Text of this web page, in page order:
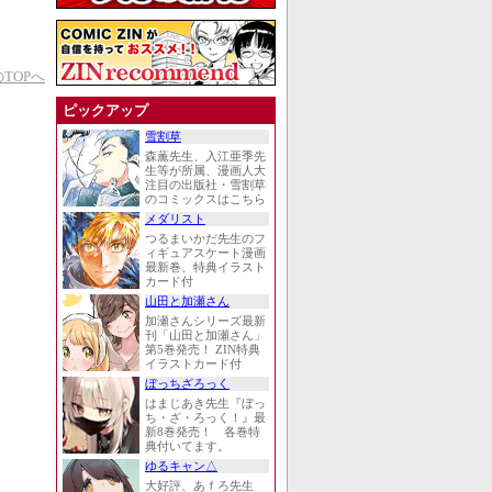
へ
ピックアップ
雪割草
森薫先生、入江亜季先
生等が所属、漫画人大
注目の出版社・雪割草
のコミックスはこちら
メダリスト
つるまいかだ先生のフ
ィギュアスケート漫画
最新巻、特典イラスト
カード付
山田と加瀬さん
加瀬さんシリーズ最新
刊「山田と加瀬さん」
第5巻発売！ ZIN特典
イラストカード付
ぼっちざろっく
はまじあき先生『ぼっ
ち・ざ・ろっく！』最
新8巻発売！ 各巻特
典付いてます。
ゆるキャン△
大好評、あｆろ先生